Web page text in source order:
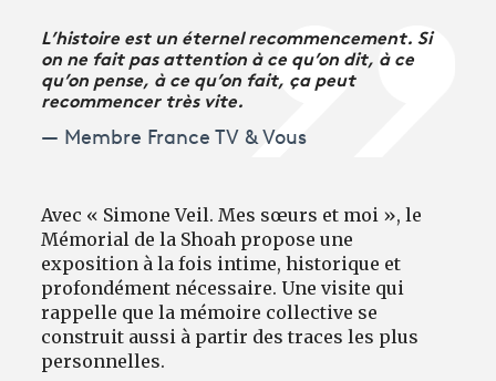
L’histoire est un éternel recommencement. Si
on ne fait pas attention à ce qu’on dit, à ce
qu’on pense, à ce qu’on fait, ça peut
recommencer très vite.
Membre France TV & Vous
Avec « Simone Veil. Mes sœurs et moi », le
Mémorial de la Shoah propose une
exposition à la fois intime, historique et
profondément nécessaire. Une visite qui
rappelle que la mémoire collective se
construit aussi à partir des traces les plus
personnelles.